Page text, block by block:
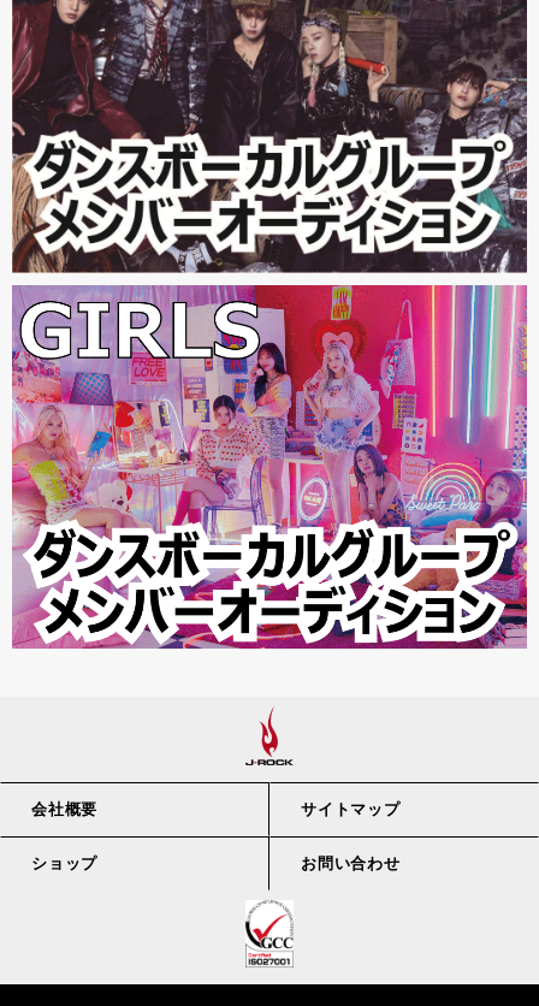
会社概要 サイトマップ
ショップ お問い合わせ